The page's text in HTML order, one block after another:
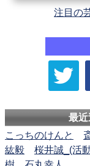
注目の
最
こっちのけんと
紘毅
桜井誠_(活